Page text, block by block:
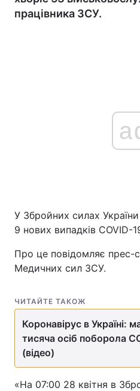
працівника ЗСУ.
У Збройних силах
9 нових випадків COVID-
Про це повідомляє прес-
Медичних сил ЗСУ.
ЧИТАЙТЕ ТАКОЖ
Коронавірус в Україні:
тисяча осіб поборола
(відео)
«На 07:00 28 квітня в